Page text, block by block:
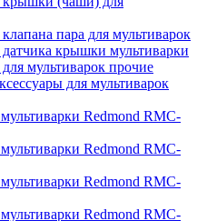
пара для мультиварок
крышки мультиварки
мультиварок прочие
для мультиварок
Redmond RMC-
Redmond RMC-
Redmond RMC-
Redmond RMC-